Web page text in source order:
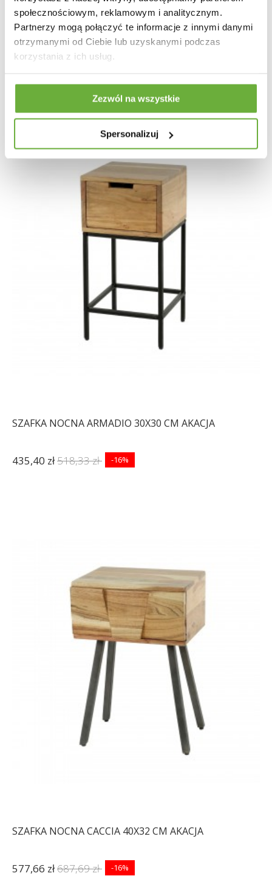
społecznościowym, reklamowym i analitycznym.
Partnerzy mogą połączyć te informacje z innymi danymi
otrzymanymi od Ciebie lub uzyskanymi podczas
korzystania z ich usług.
Zezwól na wszystkie
Spersonalizuj
SZAFKA NOCNA ŚCIENNA JOLIET 35X20CM STAL...
86,13 zł106,33 zł
SZAFKA NOCNA ARMADIO 30X30 CM AKACJA
435,40 zł518,33 zł -16%
SZAFKA NOCNA CACCIA 40X32 CM AKACJA
577,66 zł687,69 zł -16%